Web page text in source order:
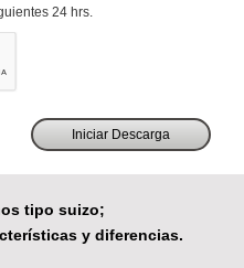
24 hrs.
tipo suizo;
y diferencias.